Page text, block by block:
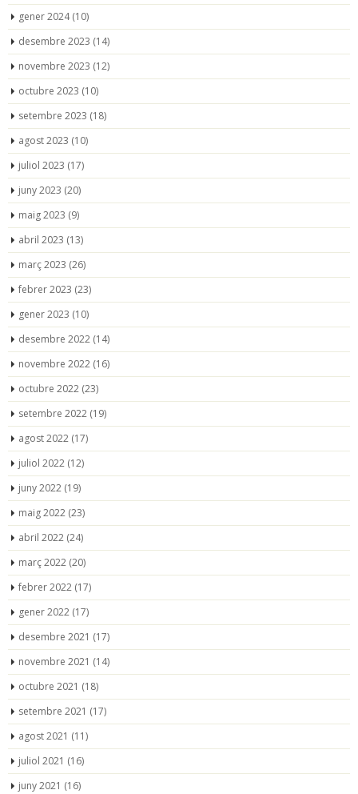
gener 2024(10)
desembre 2023 (14)
novembre 2023 (12)
octubre 2023 (10)
setembre 2023 (18)
agost 2023 (10)
juliol 2023 (17)
juny 2023 (20)
maig 2023 (9)
abril 2023 (13)
març 2023 (26)
febrer 2023 (23)
gener 2023 (10)
desembre 2022 (14)
novembre 2022 (16)
octubre 2022 (23)
setembre 2022 (19)
agost 2022 (17)
juliol 2022 (12)
juny 2022 (19)
maig 2022 (23)
abril 2022 (24)
març 2022 (20)
febrer 2022 (17)
gener 2022 (17)
desembre 2021 (17)
novembre 2021 (14)
octubre 2021 (18)
setembre 2021 (17)
agost 2021 (11)
juliol 2021 (16)
juny 2021 (16)